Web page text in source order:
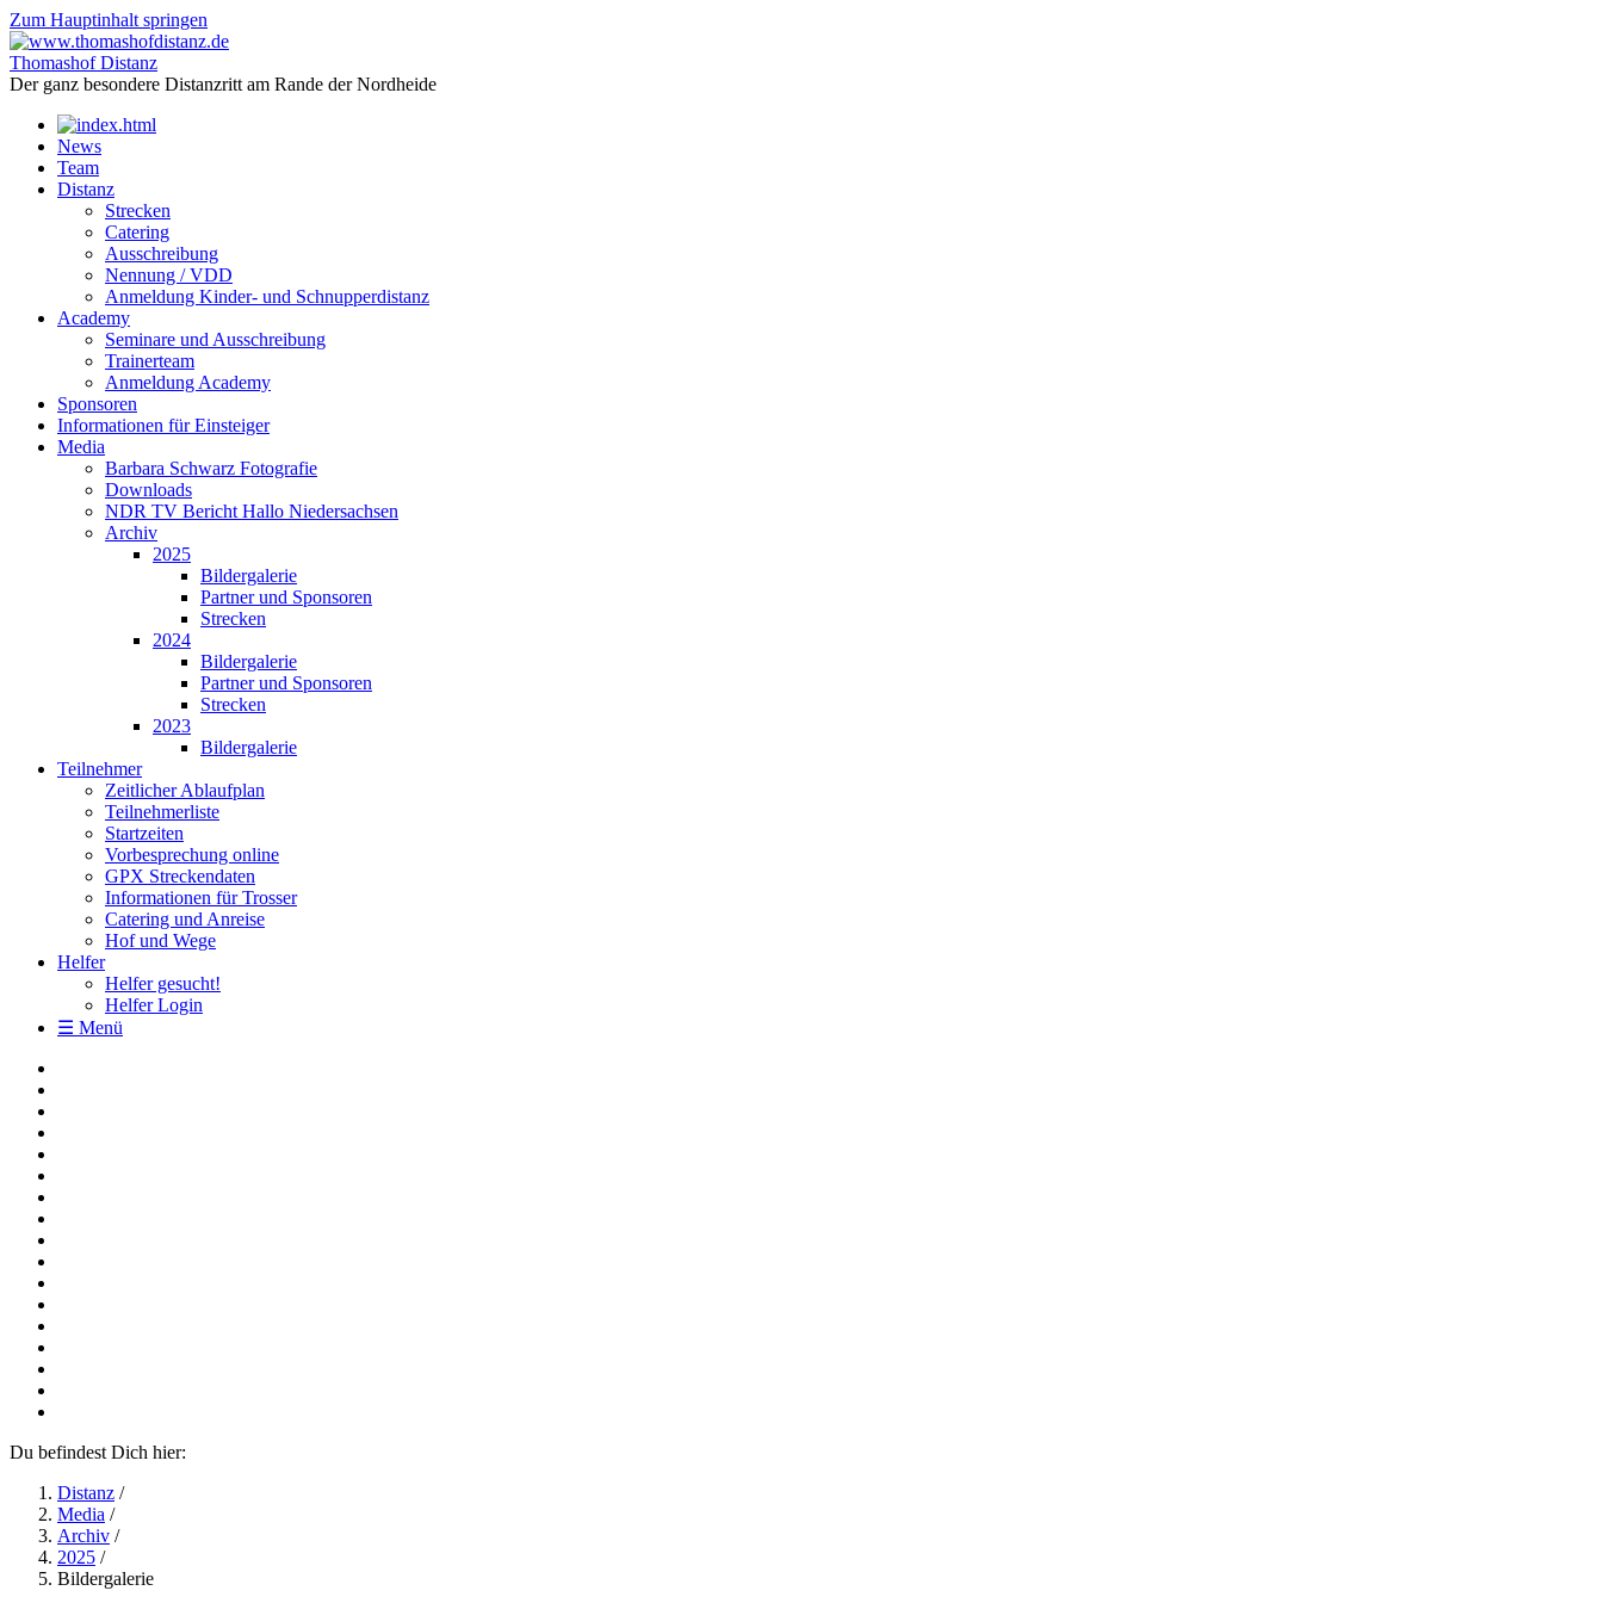
Zum Hauptinhalt springen
Thomashof Distanz
Der ganz besondere Distanzritt am Rande der Nordheide
News
Team
Distanz
Strecken
Catering
Ausschreibung
Nennung / VDD
Anmeldung Kinder- und Schnupperdistanz
Academy
Seminare und Ausschreibung
Trainerteam
Anmeldung Academy
Sponsoren
Informationen für Einsteiger
Media
Barbara Schwarz Fotografie
Downloads
NDR TV Bericht Hallo Niedersachsen
Archiv
2025
Bildergalerie
Partner und Sponsoren
Strecken
2024
Bildergalerie
Partner und Sponsoren
Strecken
2023
Bildergalerie
Teilnehmer
Zeitlicher Ablaufplan
Teilnehmerliste
Startzeiten
Vorbesprechung online
GPX Streckendaten
Informationen für Trosser
Catering und Anreise
Hof und Wege
Helfer
Helfer gesucht!
Helfer Login
☰ Menü
Du befindest Dich hier:
Distanz /
Media /
Archiv /
2025 /
Bildergalerie